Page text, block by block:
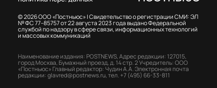
© 2026 ООО «Постньюс» |Свидетельство о регистрации СМИ: ЭЛ
№ ФС 77–85757 от 22 августа 2023 года выдано Федеральной
службой по надзору в сфере связи, информационных технологий
и массовых коммуникаций
Наименование издания: POSTNEWS,Адрес редакции: 127015,
город Москва, Бумажный проезд, д. 14 стр. 2Учредитель: ООО
«Постньюс» Главный редактор: Чудин А.А.Электронная почта
редакции:glavred@postnews.ru,тел. +7 (495) 66-33-811